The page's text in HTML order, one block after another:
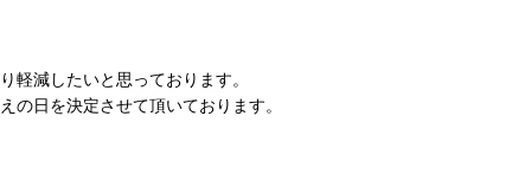
減したいと思っております。
日を決定させて頂いております。